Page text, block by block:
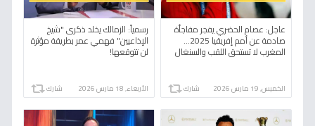
عاجل: عصام الحضري يفجر مفاجأة
صادمة عن أمم إفريقيا 2025...
المغرب لا تستحق اللقب والسنغال
الخميس, 19 مارس 2026 شارك
رسمياً: الزمالك يخلد ذكرى "شيخ
الإذاعيين" فهمي عمر بطريقة مؤثرة
لن تتوقعها!
الأربعاء, 18 مارس 2026 شارك